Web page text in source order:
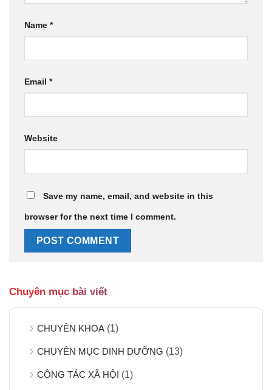
Name *
Email *
Website
Save my name, email, and website in this
browser for the next time I comment.
Chuyên mục bài viết
CHUYÊN KHOA (1)
CHUYÊN MỤC DINH DƯỠNG (13)
CÔNG TÁC XÃ HỘI (1)